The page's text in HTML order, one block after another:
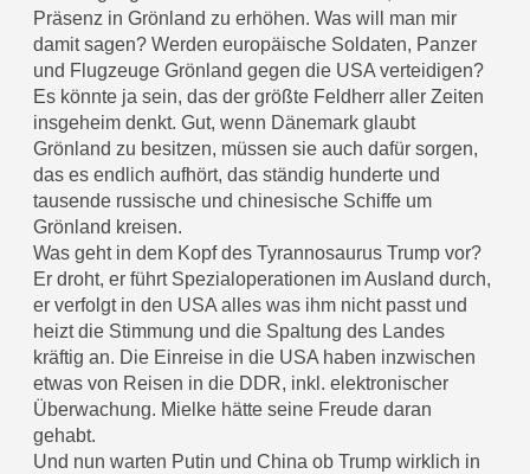
Präsenz in Grönland zu erhöhen. Was will man mir
damit sagen? Werden europäische Soldaten, Panzer
und Flugzeuge Grönland gegen die USA verteidigen?
Es könnte ja sein, das der größte Feldherr aller Zeiten
insgeheim denkt. Gut, wenn Dänemark glaubt
Grönland zu besitzen, müssen sie auch dafür sorgen,
das es endlich aufhört, das ständig hunderte und
tausende russische und chinesische Schiffe um
Grönland kreisen.
Was geht in dem Kopf des Tyrannosaurus Trump vor?
Er droht, er führt Spezialoperationen im Ausland durch,
er verfolgt in den USA alles was ihm nicht passt und
heizt die Stimmung und die Spaltung des Landes
kräftig an. Die Einreise in die USA haben inzwischen
etwas von Reisen in die DDR, inkl. elektronischer
Überwachung. Mielke hätte seine Freude daran
gehabt.
Und nun warten Putin und China ob Trump wirklich in